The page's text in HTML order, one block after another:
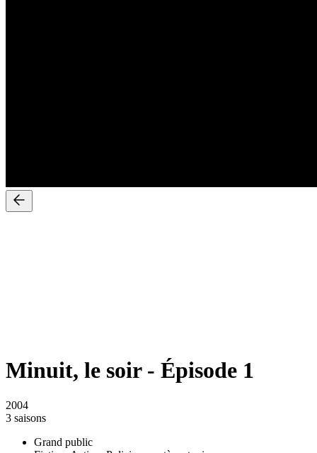
Minuit, le soir - Épisode 1
2004
3 saisons
Grand public